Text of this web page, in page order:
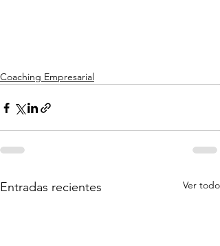
Coaching Empresarial
Entradas recientes Ver todo